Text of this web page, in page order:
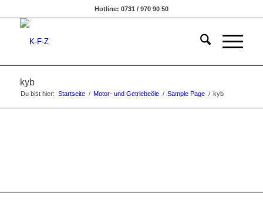
Hotline: 0731 / 970 90 50
kyb
Du bist hier: Startseite / Motor- und Getriebeöle / Sample Page / kyb